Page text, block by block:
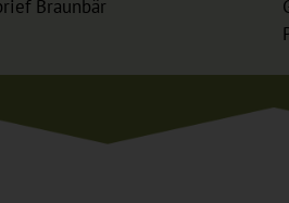
Braunbär